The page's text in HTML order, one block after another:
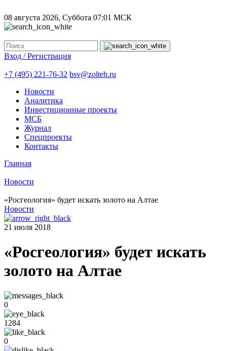
08 августа 2026, Суббота 07:01 МСК
Вход / Регистрация
+7 (495) 221-76-32 bsv@zolteh.ru
Новости
Аналитика
Инвестиционные проекты
МСБ
Журнал
Спецпроекты
Контакты
Главная
Новости
«Росгеология» будет искать золото на Алтае
Новости
21 июля 2018
«Росгеология» будет искать
золото на Алтае
0
1284
0